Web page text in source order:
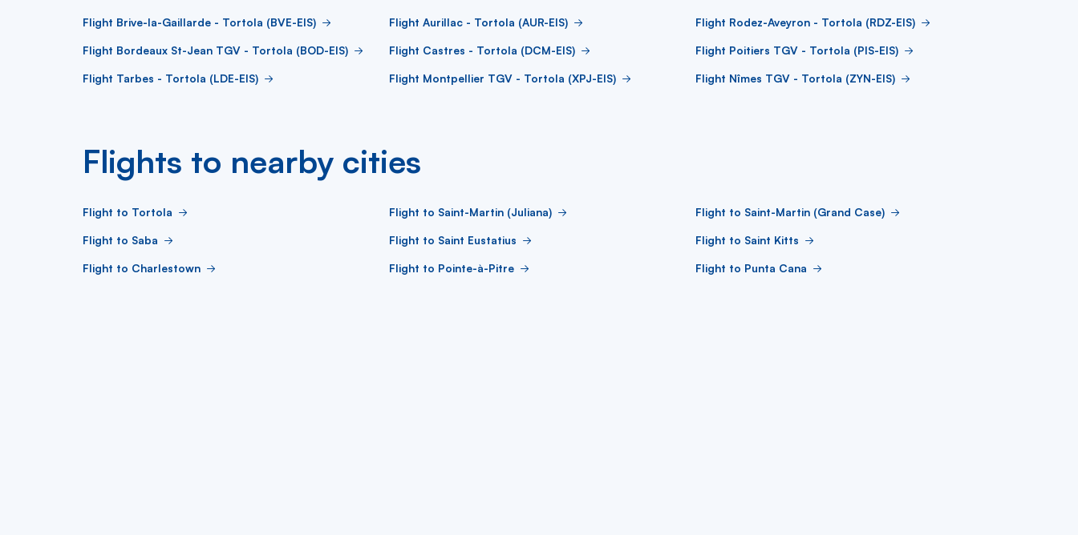
Flight Brive-la-Gaillarde - Tortola (BVE-EIS) Flight Aurillac - Tortola (AUR-EIS) Flight Rodez-Aveyron - Tortola (RDZ-EIS)
Flight Bordeaux St-Jean TGV - Tortola (BOD-EIS) Flight Castres - Tortola (DCM-EIS) Flight Poitiers TGV - Tortola (PIS-EIS)
Flight Tarbes - Tortola (LDE-EIS) Flight Montpellier TGV - Tortola (XPJ-EIS) Flight Nîmes TGV - Tortola (ZYN-EIS)
Flights to nearby cities
Flight to Tortola Flight to Saint-Martin (Juliana) Flight to Saint-Martin (Grand Case)
Flight to Saba Flight to Saint Eustatius Flight to Saint Kitts
Flight to Charlestown Flight to Pointe-à-Pitre Flight to Punta Cana